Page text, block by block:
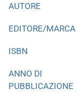
AUTORE
EDITORE/MARCA
ISBN
ANNO DI
PUBBLICAZIONE